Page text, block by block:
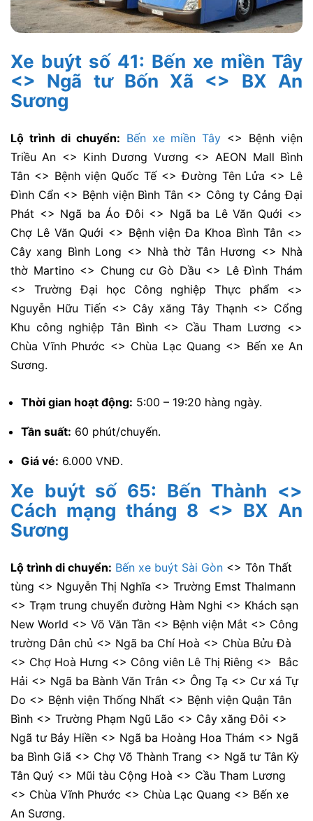
Xe buýt số 41: Bến xe miền Tây
<> Ngã tư Bốn Xã <> BX An
Sương
Lộ trình di chuyển: Bến xe miền Tây <> Bệnh viện
Triều An <> Kinh Dương Vương <> AEON Mall Bình
Tân <> Bệnh viện Quốc Tế <> Đường Tên Lửa <> Lê
Đình Cẩn <> Bệnh viện Bình Tân <> Công ty Cảng Đại
Phát <> Ngã ba Áo Đôi <> Ngã ba Lê Văn Quới <>
Chợ Lê Văn Quới <> Bệnh viện Đa Khoa Bình Tân <>
Cây xang Bình Long <> Nhà thờ Tân Hương <> Nhà
thờ Martino <> Chung cư Gò Dầu <> Lê Đình Thám
<> Trường Đại học Công nghiệp Thực phẩm <>
Nguyễn Hữu Tiến <> Cây xăng Tây Thạnh <> Cổng
Khu công nghiệp Tân Bình <> Cầu Tham Lương <>
Chùa Vĩnh Phước <> Chùa Lạc Quang <> Bến xe An
Sương.
Thời gian hoạt động: 5:00 – 19:20 hàng ngày.
Tần suất: 60 phút/chuyến.
Giá vé: 6.000 VNĐ.
Xe buýt số 65: Bến Thành <>
Cách mạng tháng 8 <> BX An
Sương
Lộ trình di chuyển: Bến xe buýt Sài Gòn <> Tôn Thất
tùng <> Nguyễn Thị Nghĩa <> Trường Emst Thalmann
<> Trạm trung chuyển đường Hàm Nghi <> Khách sạn
New World <> Võ Văn Tần <> Bệnh viện Mắt <> Công
trường Dân chủ <> Ngã ba Chí Hoà <> Chùa Bửu Đà
<> Chợ Hoà Hưng <> Công viên Lê Thị Riêng <> Bắc
Hải <> Ngã ba Bành Văn Trân <> Ông Tạ <> Cư xá Tự
Do <> Bệnh viện Thống Nhất <> Bệnh viện Quận Tân
Bình <> Trường Phạm Ngũ Lão <> Cây xăng Đôi <>
Ngã tư Bảy Hiền <> Ngã ba Hoàng Hoa Thám <> Ngã
ba Bình Giã <> Chợ Võ Thành Trang <> Ngã tư Tân Kỳ
Tân Quý <> Mũi tàu Cộng Hoà <> Cầu Tham Lương
<> Chùa Vĩnh Phước <> Chùa Lạc Quang <> Bến xe
An Sương.